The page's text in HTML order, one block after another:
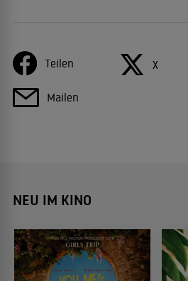
Teilen X
Mailen
NEU IM KINO